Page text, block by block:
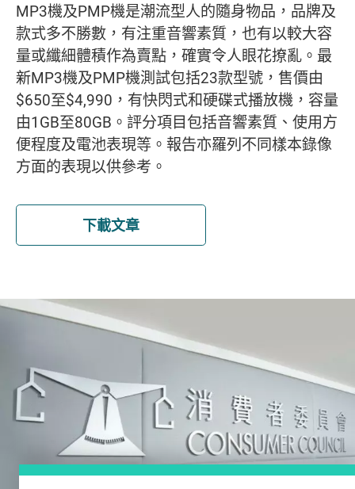
MP3機及PMP機是潮流型人的隨身物品，品牌及
款式多不勝數，有注重音響素質，也有以較大容
量或纖細體積作為賣點，確實令人眼花撩亂。最
新MP3機及PMP機測試包括23款型號，售價由
$650至$4,990，有快閃式和硬碟式播放機，容量
由1GB至80GB。評分項目包括音響素質、使用方
便程度及電池表現等。報告亦羅列不同樣本錄像
方面的表現以供參考。
下載文章